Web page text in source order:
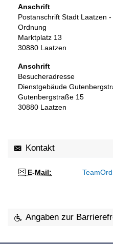
Anschrift
Postanschrift Stadt Laatzen
Ordnung
Marktplatz 13
30880 Laatzen
Anschrift
Besucheradresse
Dienstgebäude
Gutenbergstraße 15
30880 Laatzen
Kontakt
E-Mail:
Angaben zur